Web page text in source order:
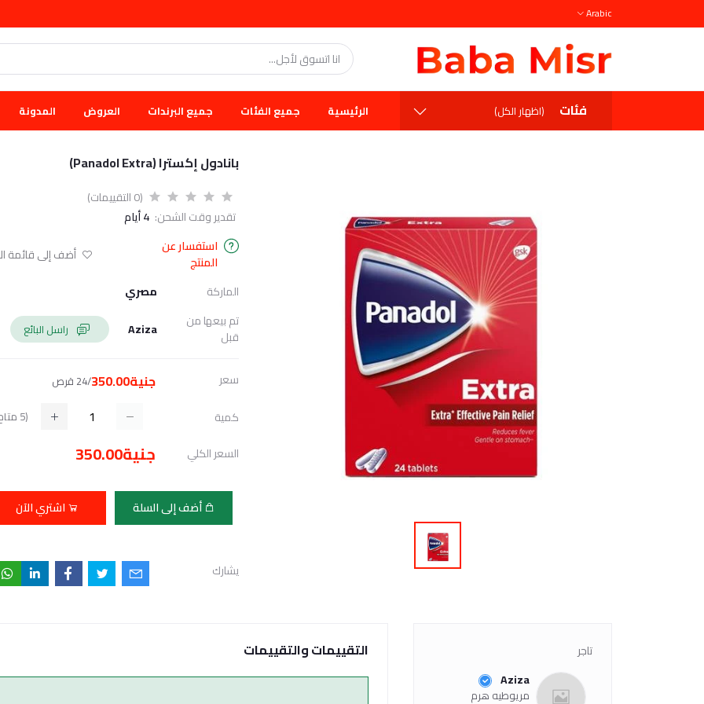
Arabic
فئات (اظهار الكل) الرئيسية جميع الفئات جميع البرندات العروض المدونة
بانادول إكسترا (Panadol Extra)
(0 التقييمات)
تقدير وقت الشحن: 4 أيام
استفسار عن
المنتج
أضف إلى قائمة
الماركة
مصري
تم بيعها من
قبل
Aziza
سعر جنية350.00 /24 قرص
كمية (
5
السعر الكلي جنية350.00
أضف إلى السلة اشتري الآن
يشارك
تاجر
Aziza
مريوطيه هرم
التقييمات والتقييمات